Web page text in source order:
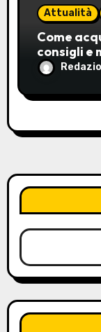
Attualità
Come
consigli e